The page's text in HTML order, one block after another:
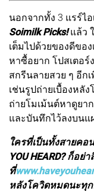
นอกจากทั้ง 3 แรร์ไ
Soimilk Picks!แล้ว ใ
เต็มไปด้วยของดีขอ
หาซื้อยาก โปสเตอร์
สกรีนลายสวย ๆ อีก
เช่นรูปถ่ายเบื้องหลั
ถ่ายโมเม้นต์หาดูยา
และบันทึกไว้ลงบนแ
ใครที่เป็นทั้งสายคอ
YOU HEARD? ก็อ
ที่
หลังโควิดหมดนะทุ